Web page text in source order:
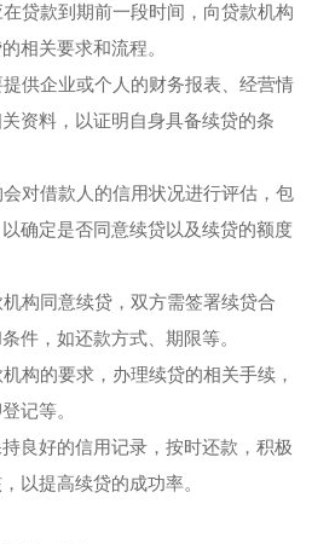
贷款到期前一段时间，向贷款机构
相关要求和流程。
供企业或个人的财务报表、经营情
资料，以证明自身具备续贷的条
对借款人的信用状况进行评估，包
确定是否同意续贷以及续贷的额度
构同意续贷，双方需签署续贷合
件，如还款方式、期限等。
构的要求，办理续贷的相关手续，
记等。
良好的信用记录，按时还款，积极
以提高续贷的成功率。